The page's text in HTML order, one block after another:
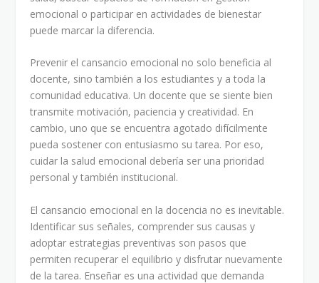
emocional o participar en actividades de bienestar
puede marcar la diferencia.
Prevenir el cansancio emocional no solo beneficia al
docente, sino también a los estudiantes y a toda la
comunidad educativa. Un docente que se siente bien
transmite motivación, paciencia y creatividad. En
cambio, uno que se encuentra agotado difícilmente
pueda sostener con entusiasmo su tarea. Por eso,
cuidar la salud emocional debería ser una prioridad
personal y también institucional.
El cansancio emocional en la docencia no es inevitable.
Identificar sus señales, comprender sus causas y
adoptar estrategias preventivas son pasos que
permiten recuperar el equilibrio y disfrutar nuevamente
de la tarea. Enseñar es una actividad que demanda